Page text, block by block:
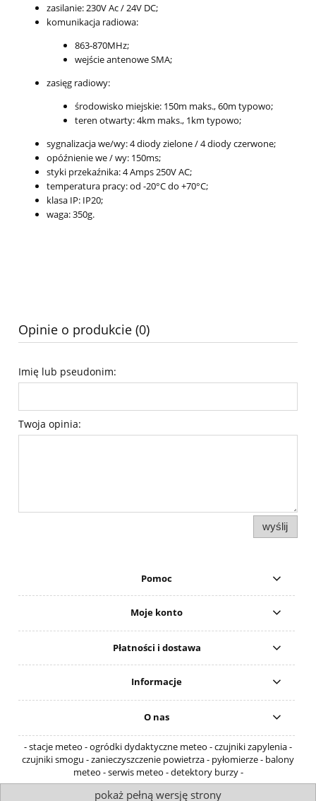
zasilanie: 230V Ac / 24V DC;
komunikacja radiowa:
863-870MHz;
wejście antenowe SMA;
zasięg radiowy:
środowisko miejskie: 150m maks., 60m typowo;
teren otwarty: 4km maks., 1km typowo;
sygnalizacja we/wy: 4 diody zielone / 4 diody czerwone;
opóźnienie we / wy: 150ms;
styki przekaźnika: 4 Amps 250V AC;
temperatura pracy: od -20°C do +70°C;
klasa IP: IP20;
waga: 350g.
Opinie o produkcie (0)
Imię lub pseudonim:
Twoja opinia:
wyślij
Pomoc
Moje konto
Płatności i dostawa
Informacje
O nas
- stacje meteo - ogródki dydaktyczne meteo - czujniki zapylenia -
czujniki smogu - zanieczyszczenie powietrza - pyłomierze - balony
meteo - serwis meteo - detektory burzy -
pokaż pełną wersję strony